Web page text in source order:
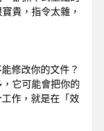
貴，指令太雜，
修改你的文件？
它可能會把你的
作，就是在「效